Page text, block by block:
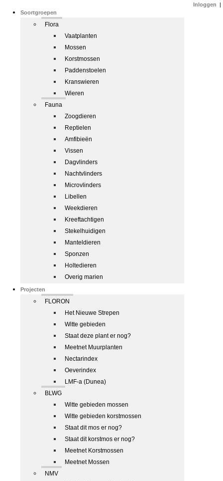
Soortgroepen
Flora
Vaatplanten
Mossen
Korstmossen
Paddenstoelen
Kranswieren
Wieren
Fauna
Zoogdieren
Reptielen
Amfibieën
Vissen
Dagvlinders
Nachtvlinders
Microvlinders
Libellen
Weekdieren
Kreeftachtigen
Stekelhuidigen
Manteldieren
Sponzen
Holtedieren
Overig marien
Projecten
FLORON
Het Nieuwe Strepen
Witte gebieden
Staat deze plant er nog?
Meetnet Muurplanten
Nectarindex
Oeverindex
LMF-a (Dunea)
BLWG
Witte gebieden mossen
Witte gebieden korstmossen
Staat dit mos er nog?
Staat dit korstmos er nog?
Meetnet Korstmossen
Meetnet Mossen
NMV
Inloggen |